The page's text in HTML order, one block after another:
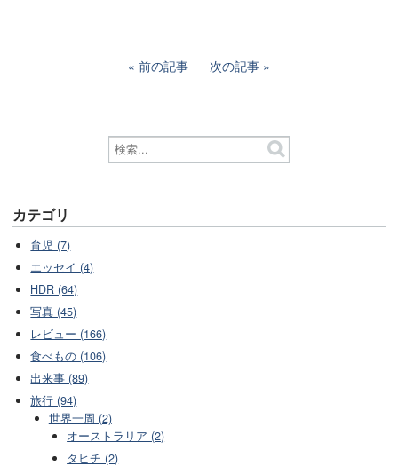
前の記事 次の記事
カテゴリ
育児 (7)
エッセイ (4)
HDR (64)
写真 (45)
レビュー (166)
食べもの (106)
出来事 (89)
旅行 (94)
世界一周 (2)
オーストラリア (2)
タヒチ (2)